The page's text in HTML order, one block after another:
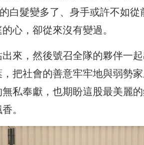
白髮變多了、身手或許不如從
心，卻從來沒有變過。
來，然後號召全隊的夥伴一
把社會的善意牢牢地與弱勢
私奉獻，也期盼這股最美麗
。